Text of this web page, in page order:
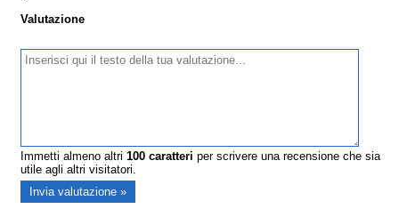
Valutazione
Immetti almeno altri100 caratteri per scrivere una recensione che sia
utile agli altri visitatori.